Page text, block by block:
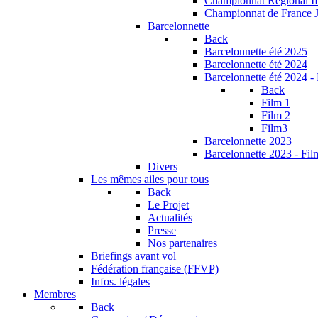
Championnat de France
Barcelonnette
Back
Barcelonnette été 2025
Barcelonnette été 2024
Barcelonnette été 2024 -
Back
Film 1
Film 2
Film3
Barcelonnette 2023
Barcelonnette 2023 -
Divers
Les mêmes ailes pour tous
Back
Le Projet
Actualités
Presse
Nos partenaires
Briefings avant vol
Fédération française (FFVP)
Infos. légales
Membres
Back